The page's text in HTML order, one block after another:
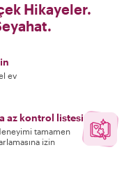
Hikayeler.
ev
az kontrol listesi
tamamen
izin